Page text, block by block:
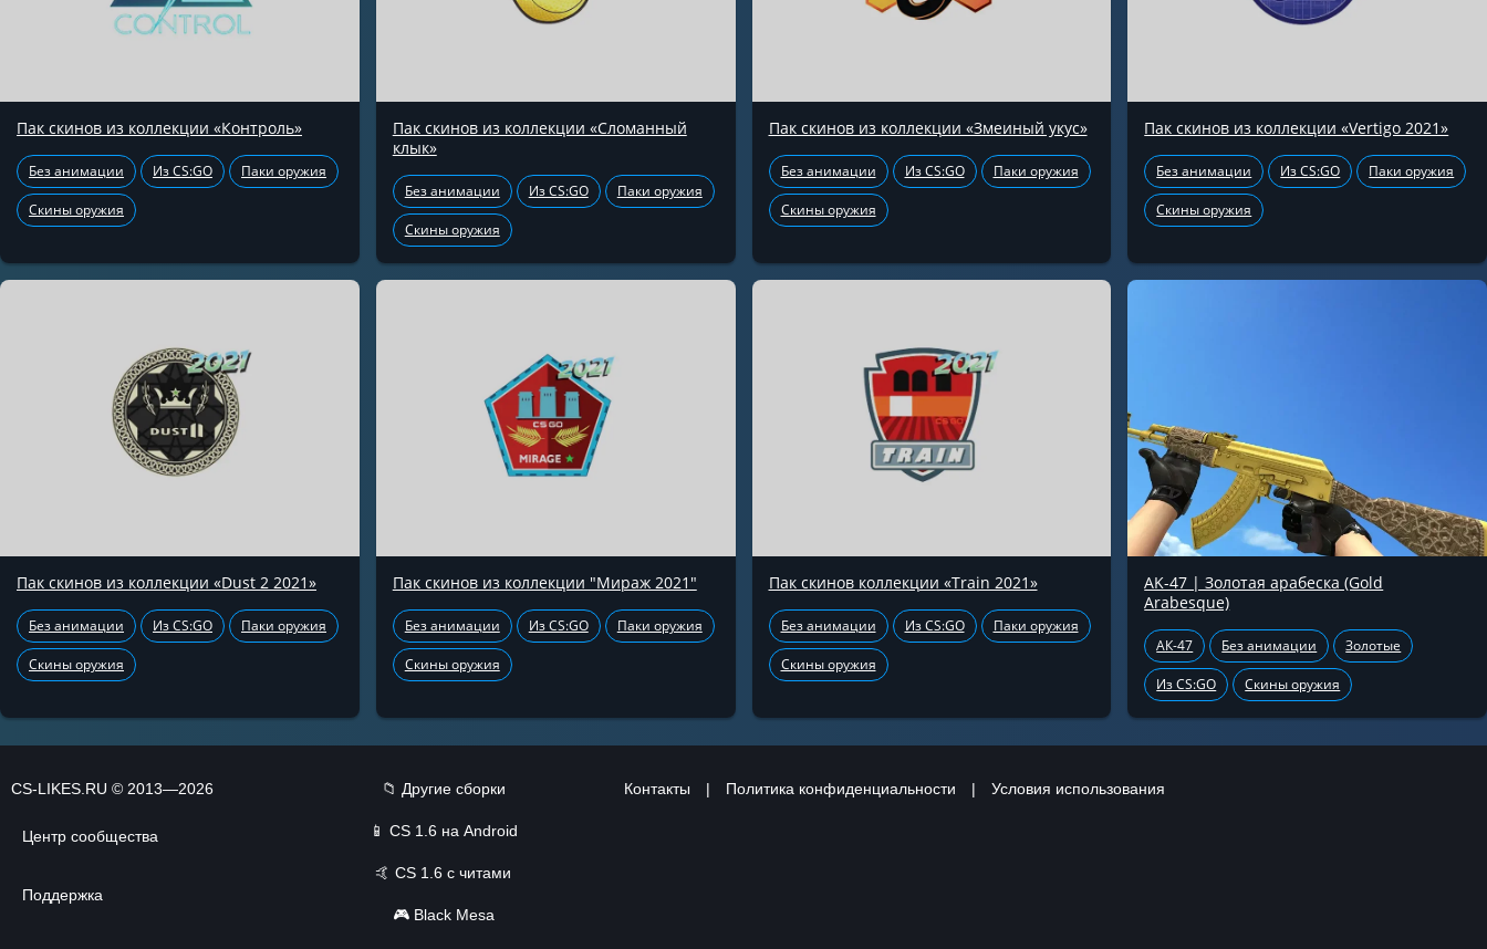
Пак скинов из коллекции «Контроль»
Без анимации Из CS:GO Паки оружия
Скины оружия
Пак скинов из коллекции «Сломанный
клык»
Без анимации Из CS:GO Паки оружия
Скины оружия
Пак скинов из коллекции «Змеиный укус»
Без анимации Из CS:GO Паки оружия
Скины оружия
Пак скинов из коллекции «Vertigo 2021»
Без анимации Из CS:GO Паки оружия
Скины оружия
Пак скинов из коллекции «Dust 2 2021»
Без анимации Из CS:GO Паки оружия
Скины оружия
Пак скинов из коллекции "Мираж 2021"
Без анимации Из CS:GO Паки оружия
Скины оружия
Пак скинов коллекции «Train 2021»
Без анимации Из CS:GO Паки оружия
Скины оружия
AK-47 | Золотая арабеска (Gold
Arabesque)
АК-47 Без анимации Золотые
Из CS:GO Скины оружия
CS-LIKES.RU © 2013—2026
Центр сообщества
Поддержка
📁 Другие сборки
📱 CS 1.6 на Android
🤙CS 1.6 с читами
🎮 Black Mesa
Контакты | Политика конфиденциальности | Условия использования